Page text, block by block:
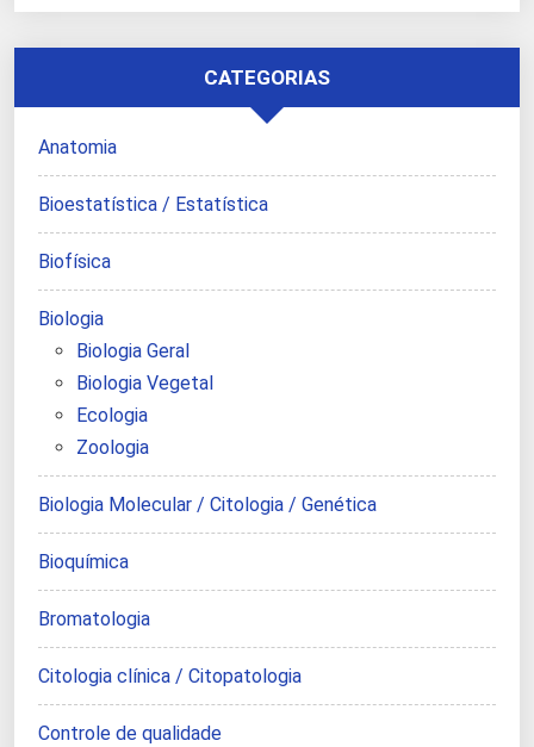
CATEGORIAS
Anatomia
Bioestatística / Estatística
Biofísica
Biologia
Biologia Geral
Biologia Vegetal
Ecologia
Zoologia
Biologia Molecular / Citologia / Genética
Bioquímica
Bromatologia
Citologia clínica / Citopatologia
Controle de qualidade